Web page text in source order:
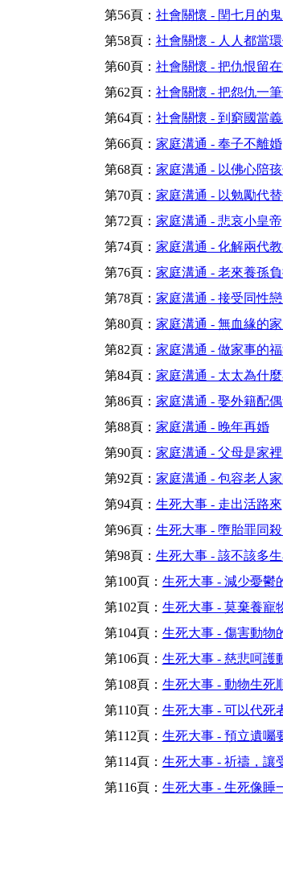
第56頁： 社會關懷 - 閏七月的
第58頁： 社會關懷 - 人人都當
第60頁： 社會關懷 - 把仇恨留
第62頁： 社會關懷 - 把怨仇一
第64頁： 社會關懷 - 到窮國當
第66頁： 家庭溝通 - 奉子不離婚
第68頁： 家庭溝通 - 以佛心陪
第70頁： 家庭溝通 - 以勉勵代
第72頁： 家庭溝通 - 悲哀小皇帝
第74頁： 家庭溝通 - 化解兩代
第76頁： 家庭溝通 - 老來養孫
第78頁： 家庭溝通 - 接受同性
第80頁： 家庭溝通 - 無血緣的
第82頁： 家庭溝通 - 做家事的
第84頁： 家庭溝通 - 太太為什
第86頁： 家庭溝通 - 娶外籍配
第88頁： 家庭溝通 - 晚年再婚
第90頁： 家庭溝通 - 父母是家
第92頁： 家庭溝通 - 包容老人
第94頁： 生死大事 - 走出活路來
第96頁： 生死大事 - 墮胎罪同殺
第98頁： 生死大事 - 該不該多生
第100頁： 生死大事 - 減少憂鬱
第102頁： 生死大事 - 莫棄養寵
第104頁： 生死大事 - 傷害動物
第106頁： 生死大事 - 慈悲呵護
第108頁： 生死大事 - 動物生死
第110頁： 生死大事 - 可以代死
第112頁： 生死大事 - 預立遺囑
第114頁： 生死大事 - 祈禱，讓
第116頁： 生死大事 - 生死像睡